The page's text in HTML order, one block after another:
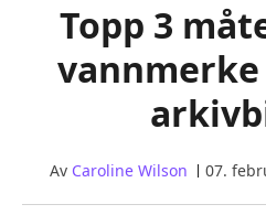
Topp 3
Av Caroline Wilson 07.